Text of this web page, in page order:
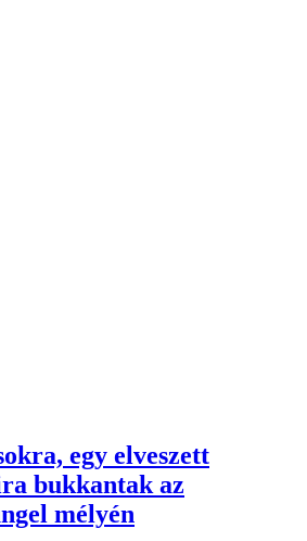
egy elveszett
bukkantak az
mélyén